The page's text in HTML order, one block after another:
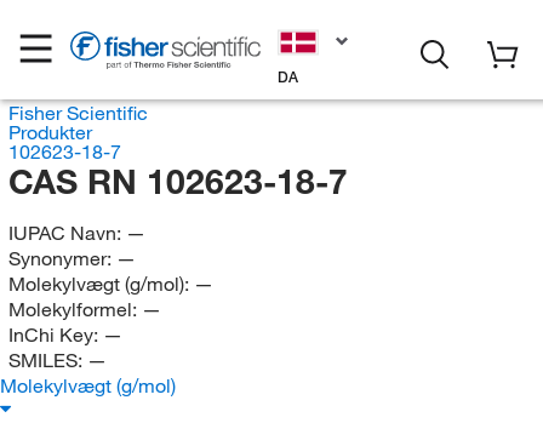
DA
Fisher Scientific
Produkter
102623-18-7
CAS RN 102623-18-7
IUPAC Navn: —
Synonymer: —
Molekylvægt (g/mol): —
Molekylformel: —
InChi Key: —
SMILES: —
Molekylvægt (g/mol)